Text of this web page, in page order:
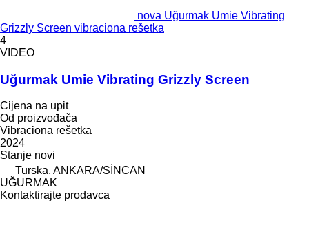
nova Uğurmak Umie Vibrating
Grizzly Screen vibraciona rešetka
4
VIDEO
Uğurmak Umie Vibrating Grizzly Screen
Cijena na upit
Od proizvođača
Vibraciona rešetka
2024
Stanje novi
Turska, ANKARA/SİNCAN
UĞURMAK
Kontaktirajte prodavca